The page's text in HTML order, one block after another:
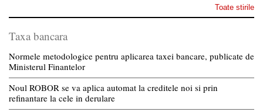
Toate stirile
Taxa bancara
Normele metodologice pentru aplicarea taxei bancare, publicate de
Ministerul Finantelor
Noul ROBOR se va aplica automat la creditele noi si prin
refinantare la cele in derulare